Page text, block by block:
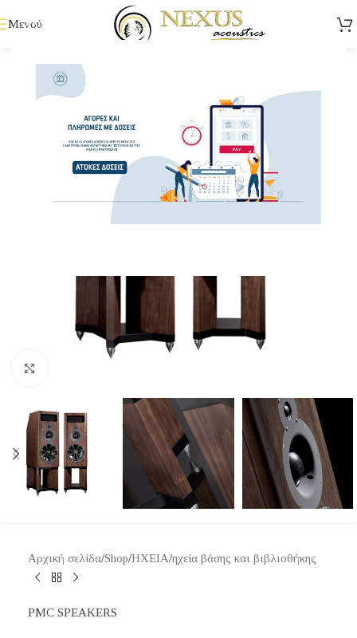
Μενού
Αρχική σελίδα/Shop/ΗΧΕΙΑ/ηχεία βάσης και βιβλιοθήκης
PMC SPEAKERS